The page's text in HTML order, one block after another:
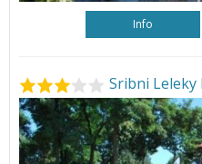
Info
Sribni Leleky